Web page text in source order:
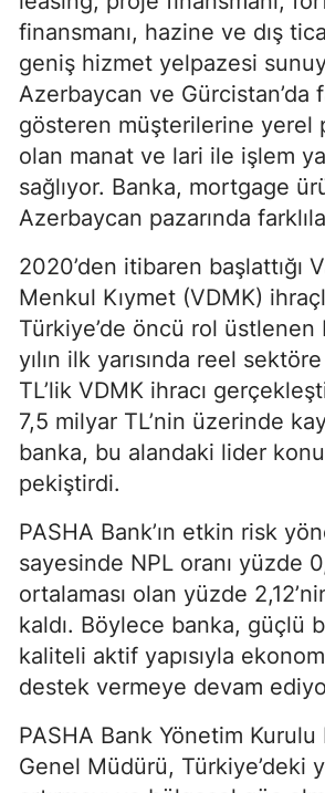
finansmanı, hazine ve dış
geniş hizmet yelpazesi
Azerbaycan ve Gürcistan’da
gösteren müşterilerine yerel
olan manat ve lari ile işlem
sağlıyor. Banka, mortgage
Azerbaycan pazarında
2020’den itibaren başlattığı
Menkul Kıymet (VDMK)
Türkiye’de öncü rol üstlenen
yılın ilk yarısında reel
TL’lik VDMK ihracı
7,5 milyar TL’nin üzerinde
banka, bu alandaki lider
pekiştirdi.
PASHA Bank’ın etkin risk
sayesinde NPL oranı yüzde
ortalaması olan yüzde
kaldı. Böylece banka, güçlü
kaliteli aktif yapısıyla
destek vermeye devam
PASHA Bank Yönetim Kurulu
Genel Müdürü, Türkiye’deki